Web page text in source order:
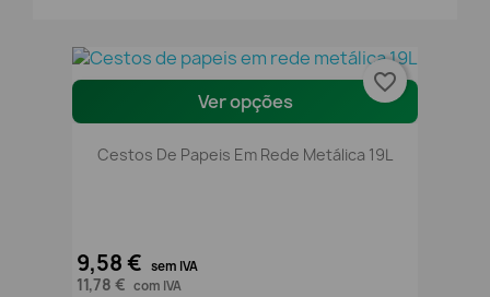
Ver opções
Cestos De Papeis Em Rede Metálica 19L
9,58 € sem IVA
11,78 € com IVA
favorite_border